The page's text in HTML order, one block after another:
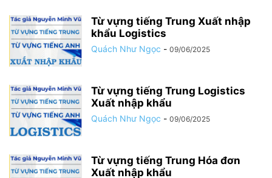
Từ vựng tiếng Trung Xuất nhập
khẩu Logistics
Quách Như Ngọc - 09/06/2025
Từ vựng tiếng Trung Logistics
Xuất nhập khẩu
Quách Như Ngọc - 09/06/2025
Từ vựng tiếng Trung Hóa đơn
Xuất nhập khẩu